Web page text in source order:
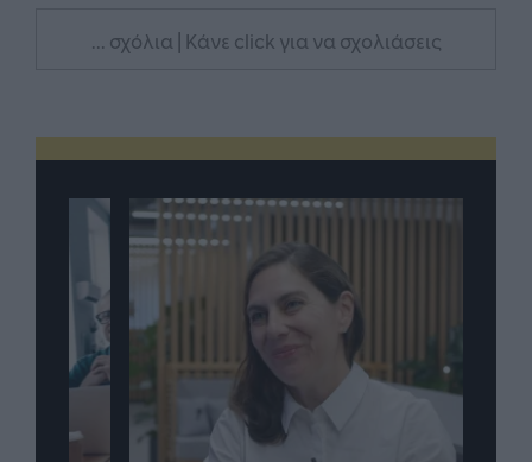
... σχόλια | Κάνε click για να σχολιάσεις